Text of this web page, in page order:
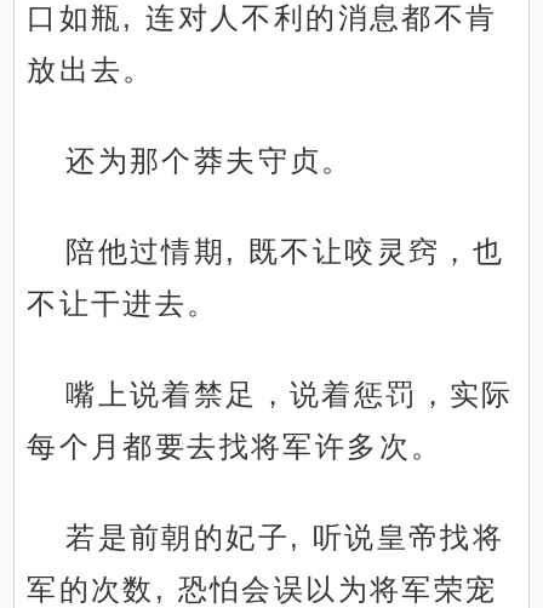
口如瓶, 连对人不利的消息都不肯
放出去。
还为那个莽夫守贞。
陪他过情期, 既不让咬灵窍，也
不让干进去。
嘴上说着禁足，说着惩罚，实际
每个月都要去找将军许多次。
若是前朝的妃子, 听说皇帝找将
军的次数, 恐怕会误以为将军荣宠